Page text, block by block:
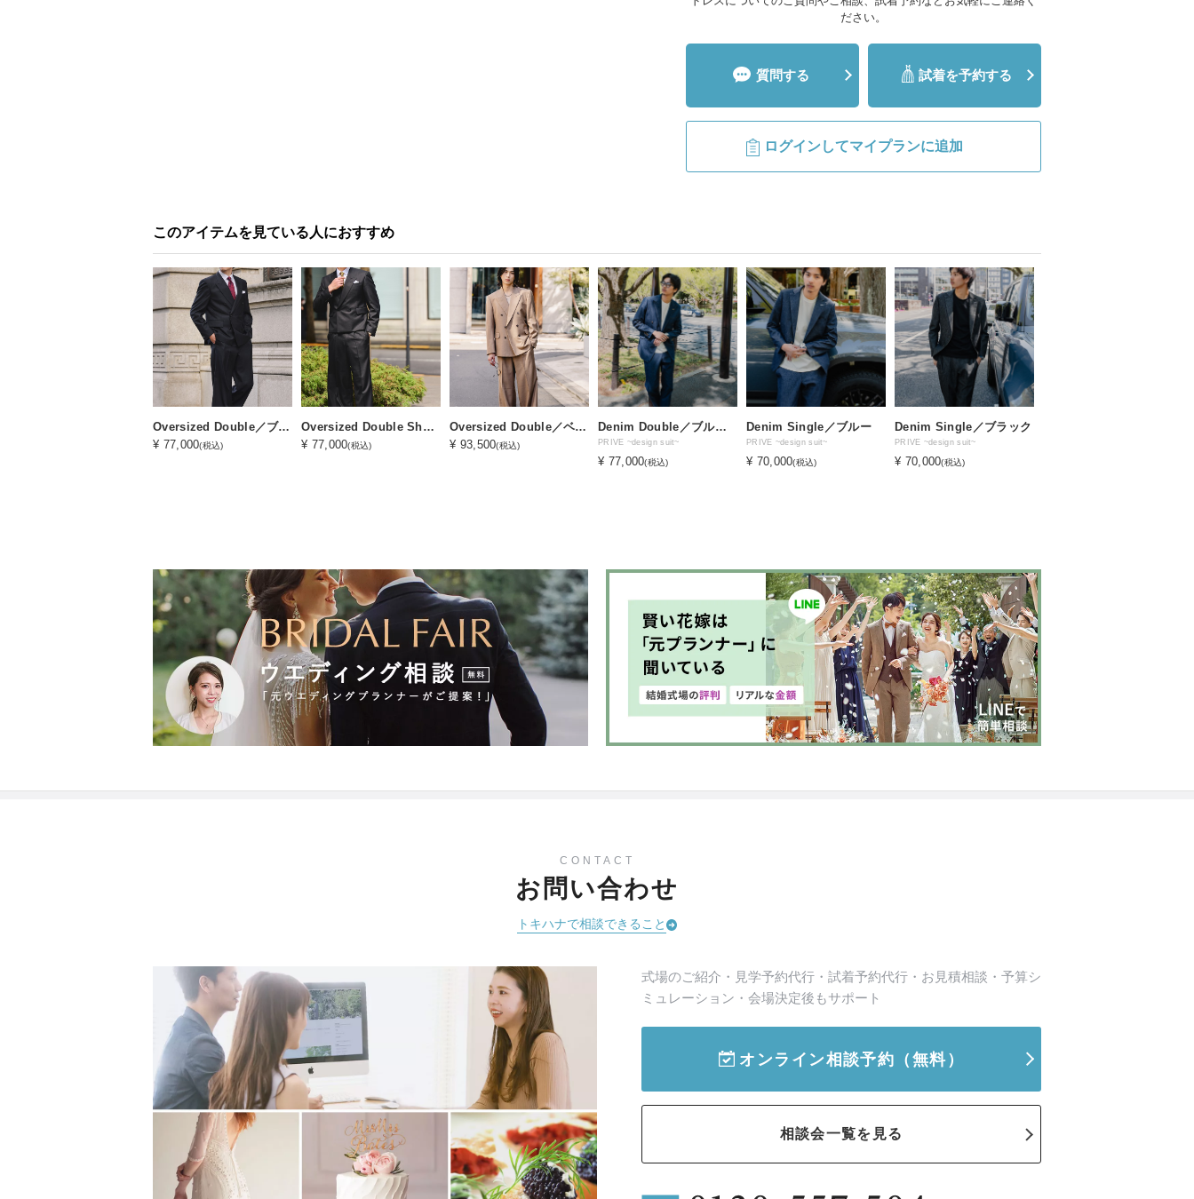
ださい。
質問する 試着を予約する
ログインしてマイプランに追加
このアイテムを見ている人におすすめ
Oversized Double／ブラック
¥ 77,000(税込)
Oversized Double Short JK／ブラック
¥ 77,000(税込)
Oversized Double／ベージュ
¥ 93,500(税込)
Denim Double／ブルー×オレンジ
PRIVE ~design suit~
¥ 77,000(税込)
Denim Single／ブルー
PRIVE ~design suit~
¥ 70,000(税込)
Denim Single／ブラック
PRIVE ~design suit~
¥ 70,000(税込)
CONTACT
お問い合わせ
トキハナで相談できること
式場のご紹介・見学予約代行・試着予約代行・お見積相談・予算シ
ミュレーション・会場決定後もサポート
オンライン相談予約 （無料）
相談会一覧を見る